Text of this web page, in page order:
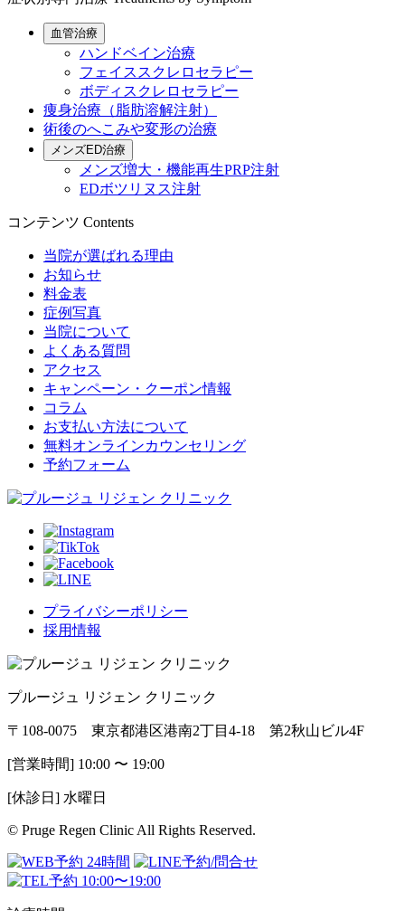
血管治療
ハンドベイン治療
フェイススクレロセラピー
ボディスクレロセラピー
痩身治療（脂肪溶解注射）
術後のへこみや変形の治療
メンズED治療
メンズ増大・機能再生PRP注射
EDボツリヌス注射
コンテンツ Contents
当院が選ばれる理由
お知らせ
料金表
症例写真
当院について
よくある質問
アクセス
キャンペーン・クーポン情報
コラム
お支払い方法について
無料オンラインカウンセリング
予約フォーム
プライバシーポリシー
採用情報
プルージュ リジェン クリニック
〒108-0075 東京都港区港南2丁目4-18 第2秋山ビル4F
[営業時間] 10:00 〜 19:00
[休診日] 水曜日
© Pruge Regen Clinic All Rights Reserved.